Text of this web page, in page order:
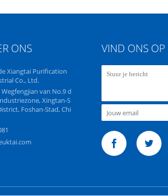
ONS
Xiangtai Purification
Co., Ltd.
van No.9 d
Xingtan-S
Foshan-Stad, Chi
VIND ONS OP